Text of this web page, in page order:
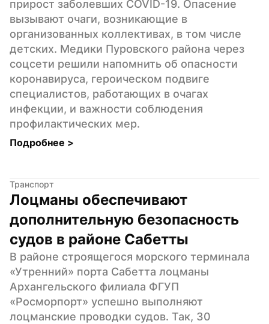
прирост заболевших COVID-19. Опасение
вызывают очаги, возникающие в
организованных коллективах, в том числе
детских. Медики Пуровского района через
соцсети решили напомнить об опасности
коронавируса, героическом подвиге
специалистов, работающих в очагах
инфекции, и важности соблюдения
профилактических мер.
Подробнее >
Транспорт
Лоцманы обеспечивают
дополнительную безопасность
судов в районе Сабетты
В районе строящегося морского терминала
«Утренний» порта Сабетта лоцманы
Архангельского филиала ФГУП
«Росморпорт» успешно выполняют
лоцманские проводки судов. Так, 30